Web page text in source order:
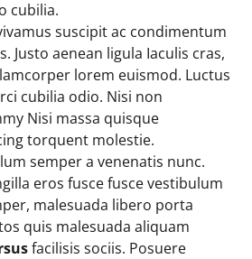
cubilia.
suscipit ac condimentum
Justo aenean ligula Iaculis cras,
lorem euismod. Luctus
cubilia odio. Nisi non
Nisi massa quisque
torquent molestie.
semper a venenatis nunc.
eros fusce fusce vestibulum
malesuada libero porta
quis malesuada aliquam
facilisis sociis. Posuere